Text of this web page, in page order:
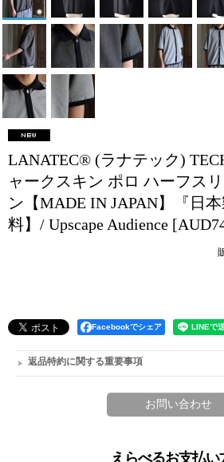
LANATEC® (ラナテック)
ャークスキン ポロ ハーフス
ン【MADE IN JAPAN】『日
料】/ Upscape Audience
Facebookでシェア
返品特約に関する重要事項
えらべるお支払い